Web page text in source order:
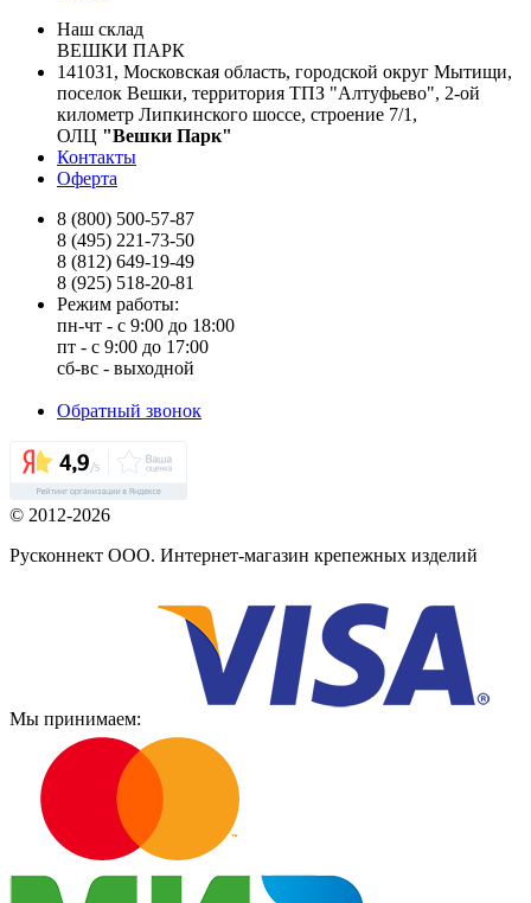
Наш склад
ВЕШКИ ПАРК
141031, Московская область, городской округ Мытищи,
поселок Вешки, территория ТПЗ "Алтуфьево", 2-ой
километр Липкинского шоссе, строение 7/1,
ОЛЦ "Вешки Парк"
Контакты
Оферта
8 (800) 500-57-87
8 (495) 221-73-50
8 (812) 649-19-49
8 (925) 518-20-81
Режим работы:
пн-чт - с 9:00 до 18:00
пт - с 9:00 до 17:00
сб-вс - выходной
Обратный звонок
© 2012-2026
Русконнект ООО. Интернет-магазин крепежных изделий
Мы принимаем: